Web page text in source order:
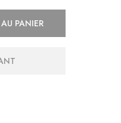
PANIER